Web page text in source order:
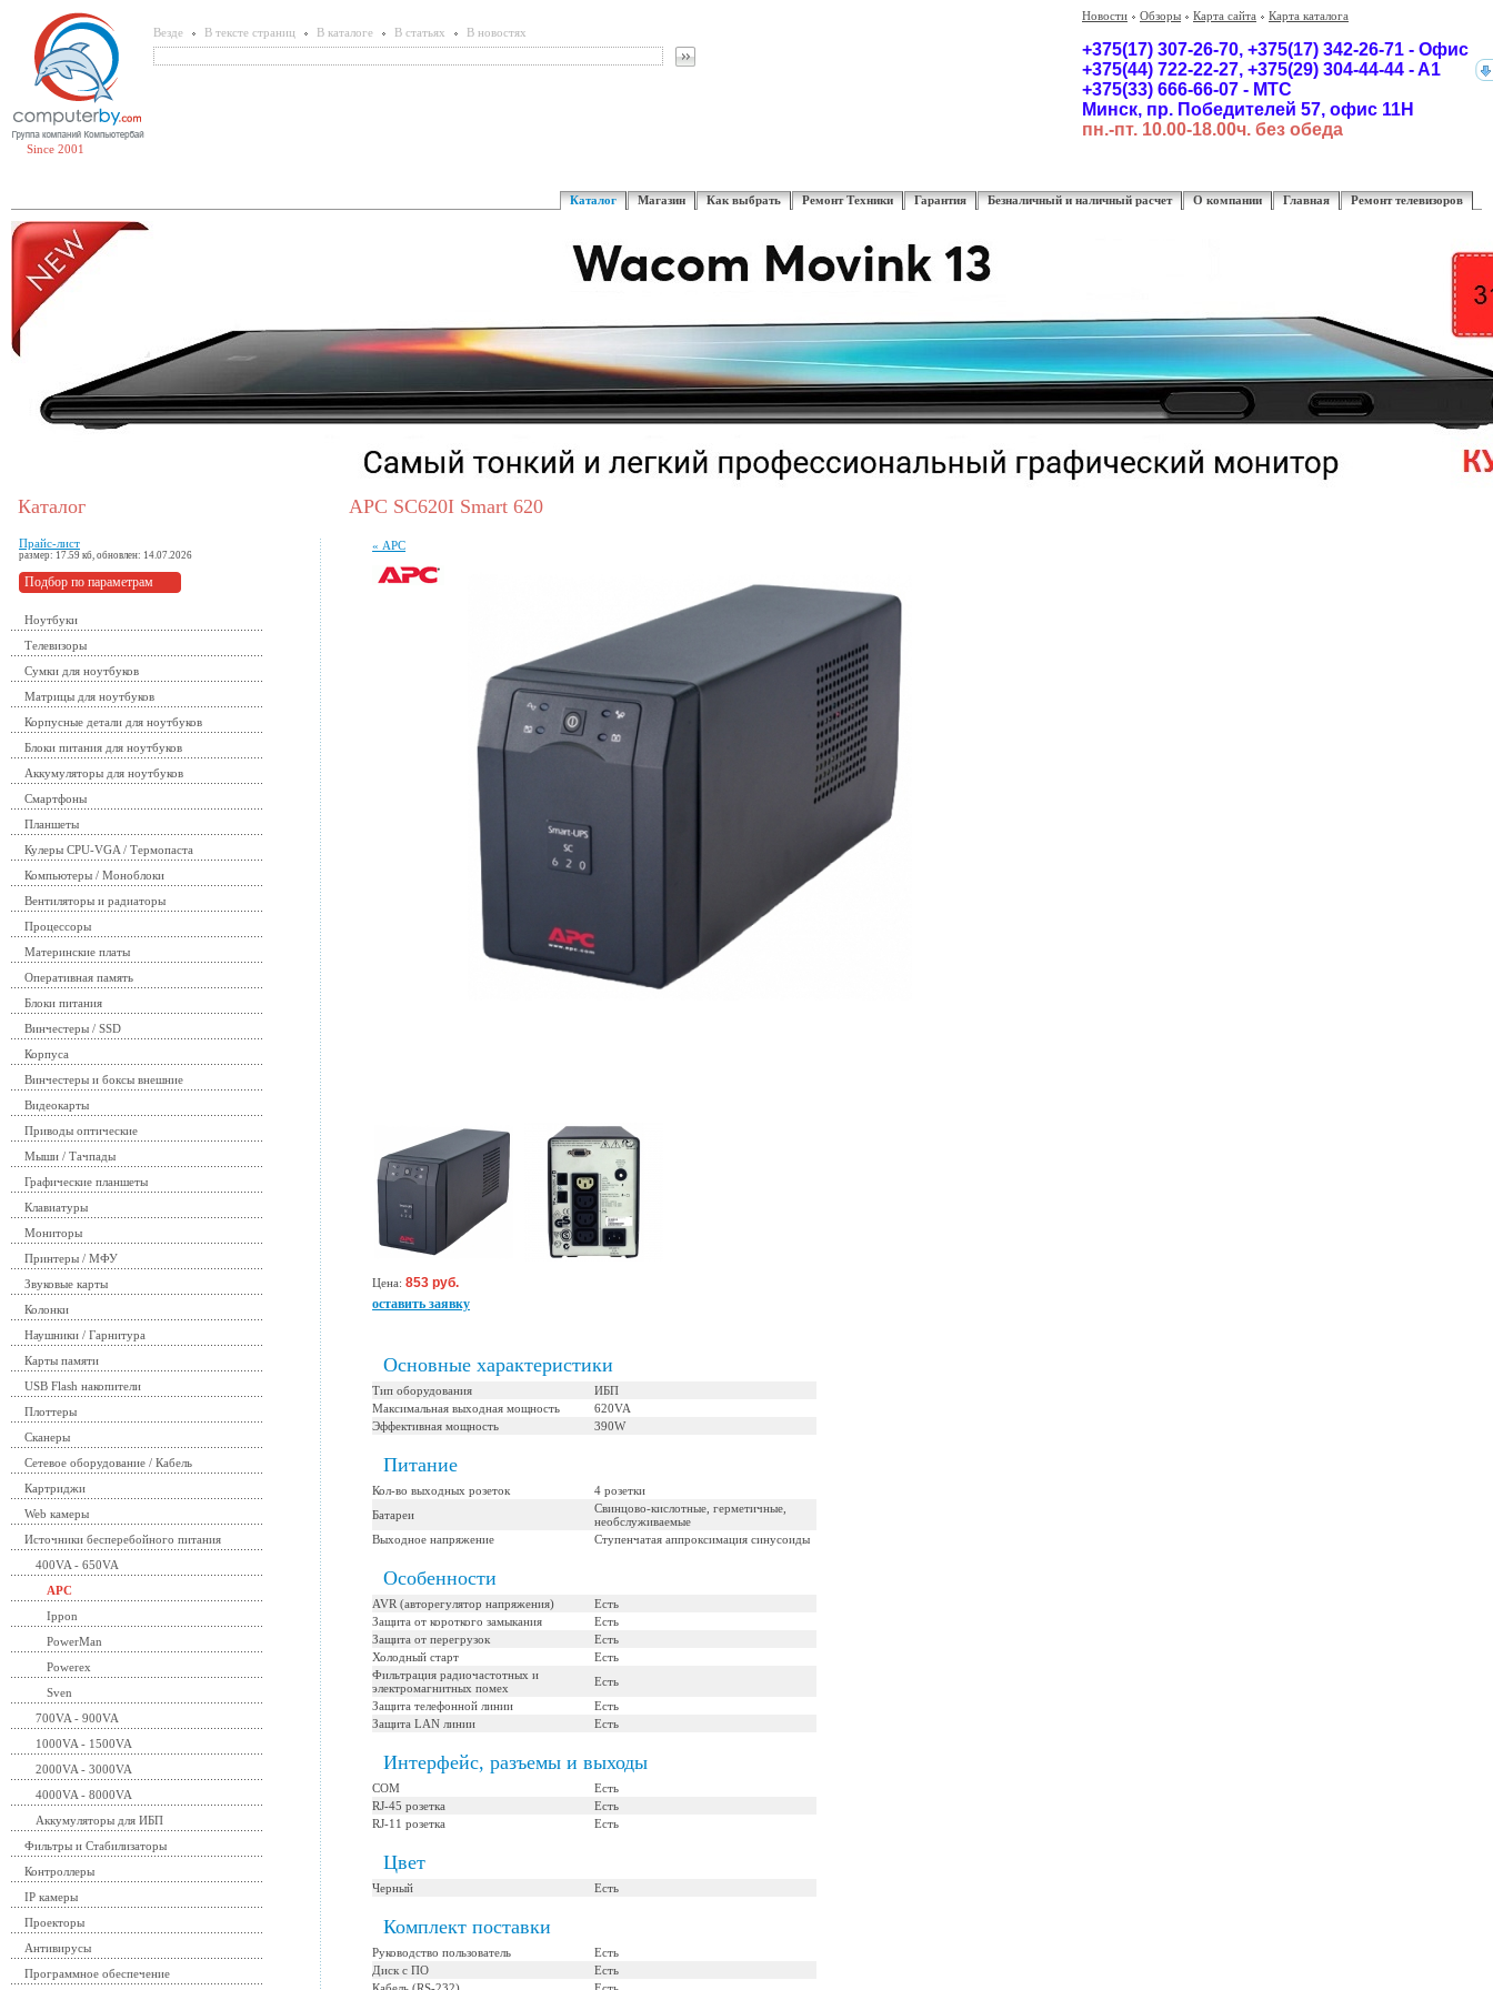
Since 2001
Везде В тексте страниц В каталоге В статьях В новостях
Новости Обзоры Карта сайта Карта каталога
+375(17) 307-26-70, +375(17) 342-26-71 - Офис
+375(44) 722-22-27, +375(29) 304-44-44 - A1
+375(33) 666-66-07 - MTC
Минск, пр. Победителей 57, офис 11Н
пн.-пт. 10.00-18.00ч. без обеда
Каталог Магазин Как выбрать Ремонт Техники Гарантия Безналичный и наличный расчет О компании Главная Ремонт телевизоров
Каталог
Прайс-лист
размер: 17.59 кб, обновлен: 14.07.2026
Подбор по параметрам
Ноутбуки
Телевизоры
Сумки для ноутбуков
Матрицы для ноутбуков
Корпусные детали для ноутбуков
Блоки питания для ноутбуков
Аккумуляторы для ноутбуков
Смартфоны
Планшеты
Кулеры CPU-VGA / Термопаста
Компьютеры / Моноблоки
Вентиляторы и радиаторы
Процессоры
Материнские платы
Оперативная память
Блоки питания
Винчестеры / SSD
Корпуса
Винчестеры и боксы внешние
Видеокарты
Приводы оптические
Мыши / Тачпады
Графические планшеты
Клавиатуры
Мониторы
Принтеры / МФУ
Звуковые карты
Колонки
Наушники / Гарнитура
Карты памяти
USB Flash накопители
Плоттеры
Сканеры
Сетевое оборудование / Кабель
Картриджи
Web камеры
Источники бесперебойного питания
400VA - 650VA
APC
Ippon
PowerMan
Powerex
Sven
700VA - 900VA
1000VA - 1500VA
2000VA - 3000VA
4000VA - 8000VA
Аккумуляторы для ИБП
Фильтры и Стабилизаторы
Контроллеры
IP камеры
Проекторы
Антивирусы
Программное обеспечение
APC SC620I Smart 620
« APC
Цена:853 руб.
оставить заявку
Основные характеристики
Тип оборудования
ИБП
Максимальная выходная мощность
620VA
Эффективная мощность
390W
Питание
Кол-во выходных розеток
4 розетки
Батареи
Свинцово-кислотные, герметичные,
необслуживаемые
Выходное напряжение
Ступенчатая аппроксимация синусоиды
Особенности
AVR (авторегулятор напряжения)
Есть
Защита от короткого замыкания
Есть
Защита от перегрузок
Есть
Холодный старт
Есть
Фильтрация радиочастотных и
электромагнитных помех
Есть
Защита телефонной линии
Есть
Защита LAN линии
Есть
Интерфейс, разъемы и выходы
COM
Есть
RJ-45 розетка
Есть
RJ-11 розетка
Есть
Цвет
Черный Есть
Комплект поставки
Руководство пользователь
Есть
Диск с ПО
Есть